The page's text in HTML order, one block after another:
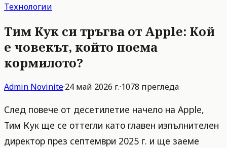
Технологии
Тим Кук си тръгва от Apple: Кой
е човекът, който поема
кормилото?
Admin Novinite·24 май 2026 г.·1078 прегледа
След повече от десетилетие начело на Apple,
Тим Кук ще се оттегли като главен изпълнителен
директор през септември 2025 г. и ще заеме